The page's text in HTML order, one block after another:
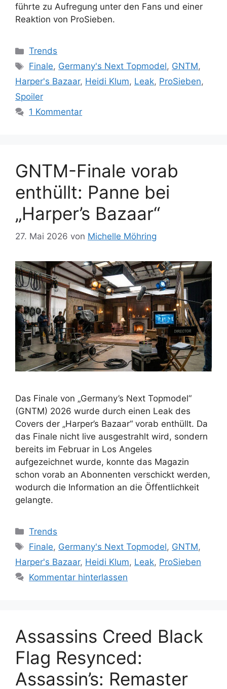
führte zu Aufregung unter den Fans und einer
Reaktion von ProSieben.
Kategorien
Trends
Schlagwörter
Finale, Germany's Next Topmodel, GNTM,
Harper's Bazaar, Heidi Klum, Leak, ProSieben,
Spoiler
1 Kommentar
GNTM-Finale vorab
enthüllt: Panne bei
„Harper’s Bazaar“
27. Mai 2026 von Michelle Möhring
Das Finale von „Germany’s Next Topmodel“
(GNTM) 2026 wurde durch einen Leak des
Covers der „Harper’s Bazaar“ vorab enthüllt. Da
das Finale nicht live ausgestrahlt wird, sondern
bereits im Februar in Los Angeles
aufgezeichnet wurde, konnte das Magazin
schon vorab an Abonnenten verschickt werden,
wodurch die Information an die Öffentlichkeit
gelangte.
Kategorien
Trends
Schlagwörter
Finale, Germany's Next Topmodel, GNTM,
Harper's Bazaar, Heidi Klum, Leak, ProSieben
Kommentar hinterlassen
Assassins Creed Black
Flag Resynced:
Assassin’s: Remaster